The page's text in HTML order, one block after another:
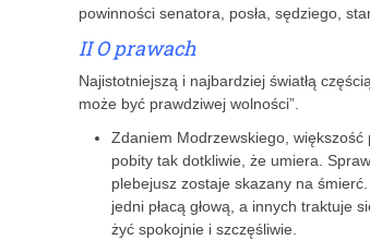
powinności senatora, posła, sędziego,
II O prawach
Najistotniejszą i najbardziej światłą
może być prawdziwej wolności”.
Zdaniem Modrzewskiego, większość
pobity tak dotkliwie, że umiera.
plebejusz zostaje skazany na
jedni płacą głową, a innych traktuje
żyć spokojnie i szczęśliwie.